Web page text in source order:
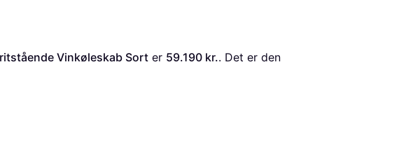
Vinkøleskab Sort er 59.190 kr.. Det er den